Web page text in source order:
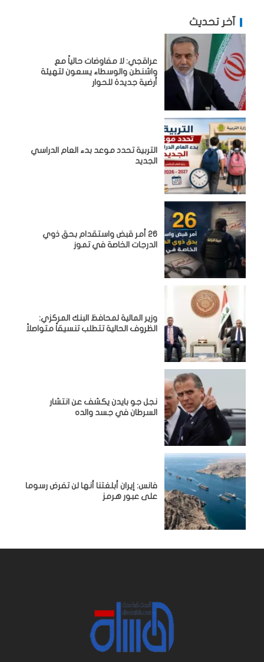
آخر تحديث
عراقجي: لا مفاوضات حالياً مع
واشنطن والوسطاء يسعون لتهيئة
أرضية جديدة للحوار
التربية تحدد موعد بدء العام الدراسي
الجديد
26 أمر قبض واستقدام بحق ذوي
الدرجات الخاصة في تموز
وزير المالية لمحافظ البنك المركزي:
الظروف الحالية تتطلب تنسيقاً متواصلاً
نجل جو بايدن يكشف عن انتشار
السرطان في جسد والده
فانس: إيران أبلغتنا أنها لن تفرض رسوما
على عبور هرمز